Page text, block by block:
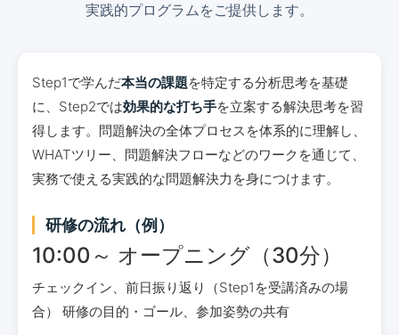
実践的プログラムをご提供します。
Step1で学んだ本当の課題を特定する分析思考を基礎
に、Step2では効果的な打ち手を立案する解決思考を習
得します。問題解決の全体プロセスを体系的に理解し、
WHATツリー、問題解決フローなどのワークを通じて、
実務で使える実践的な問題解決力を身につけます。
研修の流れ（例）
10:00～ オープニング（30分）
チェックイン、前日振り返り（Step1を受講済みの場
合） 研修の目的・ゴール、参加姿勢の共有